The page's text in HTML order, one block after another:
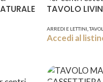
TAVOLO
ARREDI E LETTINI
Accedi al